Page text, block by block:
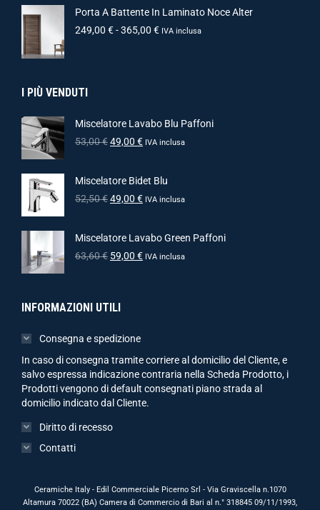
Porta A Battente In Laminato Noce Alter
249,00 €-365,00 € IVA inclusa
I PIÙ VENDUTI
Miscelatore Lavabo Blu Paffoni
53,00€49,00 € IVA inclusa
Miscelatore Bidet Blu
52,50€49,00 € IVA inclusa
Miscelatore Lavabo Green Paffoni
63,60€ 59,00 € IVA inclusa
INFORMAZIONI UTILI
Consegna e spedizione
In caso di consegna tramite corriere al domicilio del Cliente, e
salvo espressa indicazione contraria nella Scheda Prodotto, i
Prodotti vengono di default consegnati piano strada al
domicilio indicato dal Cliente.
Diritto di recesso
Contatti
Ceramiche Italy - Edil Commerciale Picerno Srl - Via Graviscella n.1070
Altamura 70022 (BA) Camera di Commercio di Bari al n.° 318845 09/11/1993,